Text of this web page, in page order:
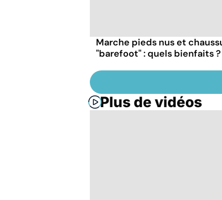
Marche pieds nus et
"barefoot" : quels bienfaits ?
Plus de vidéos